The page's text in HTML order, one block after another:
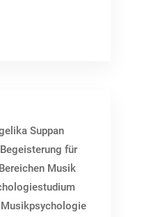
Suppan
für
Musik